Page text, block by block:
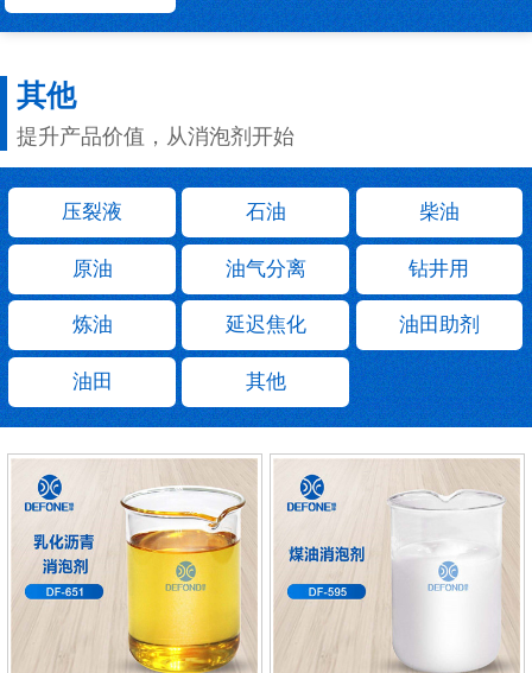
其他
提升产品价值，从消泡剂开始
压裂液 石油 柴油
原油 油气分离 钻井用
炼油 延迟焦化 油田助剂
油田 其他